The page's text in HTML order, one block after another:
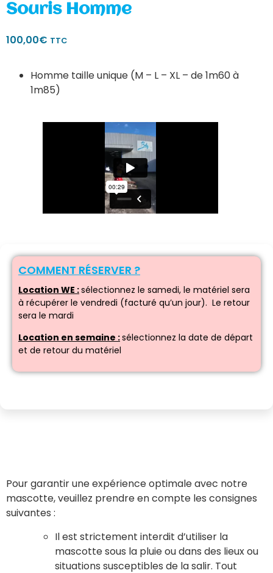
Souris Homme
100,00€ TTC
Homme taille unique (M – L – XL – de 1m60 à
1m85)
COMMENT RÉSERVER ?
Location WE :sélectionnez le samedi, le matériel sera
à récupérer le vendredi (facturé qu’un jour). Le retour
sera le mardi
Location en semaine :sélectionnez la date de départ
et de retour du matériel
Pour garantir une expérience optimale avec notre
mascotte, veuillez prendre en compte les consignes
suivantes :
Il est strictement interdit d’utiliser la
mascotte sous la pluie ou dans des lieux ou
situations susceptibles de la salir. Tout